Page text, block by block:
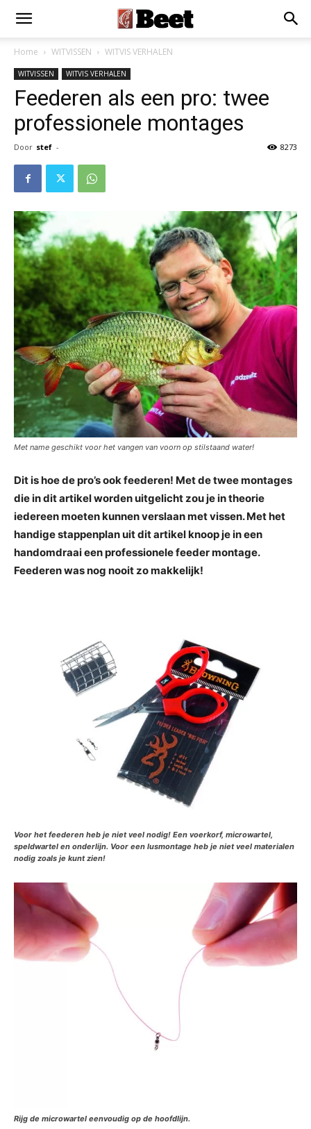
Home WITVISSEN WITVIS VERHALEN
WITVISSEN WITVIS VERHALEN
Feederen als een pro: twee
professionele montages
Door stef - 8273
Met name geschikt voor het vangen van voorn op stilstaand water!
Dit is hoe de pro’s ook feederen! Met de twee montages
die in dit artikel worden uitgelicht zou je in theorie
iedereen moeten kunnen verslaan met vissen. Met het
handige stappenplan uit dit artikel knoop je in een
handomdraai een professionele feeder montage.
Feederen was nog nooit zo makkelijk!
Voor het feederen heb je niet veel nodig! Een voerkorf, microwartel,
speldwartel en onderlijn. Voor een lusmontage heb je niet veel materialen
nodig zoals je kunt zien!
Rijg de microwartel eenvoudig op de hoofdlijn.